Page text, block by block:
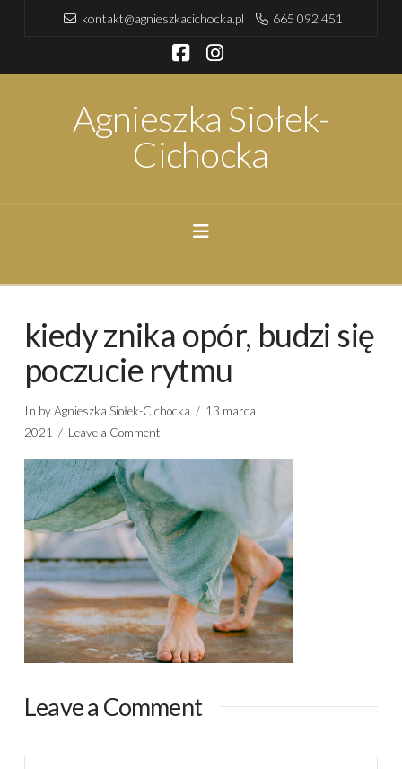
kontakt@agnieszkacichocka.pl 665 092 451
Facebook
Instagram
Agnieszka Siołek-
Cichocka
Navigation
kiedy znika opór, budzi się
poczucie rytmu
In by Agnieszka Siołek-Cichocka
13 marca
2021
Leave a Comment
Leave a Comment